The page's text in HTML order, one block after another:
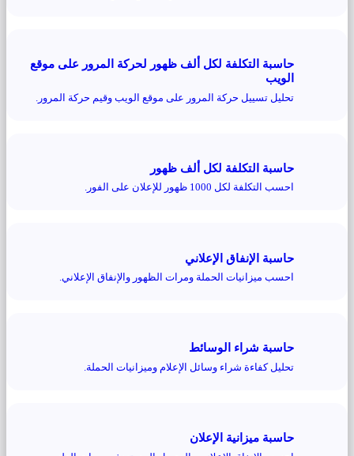
حاسبة التكلفة لكل ألف ظهور لحركة المرور على موقع
الويب
تحليل تسييل حركة المرور على موقع الويب وقيم حركة المرور.
حاسبة التكلفة لكل ألف ظهور
احسب التكلفة لكل 1000 ظهور للإعلان على الفور.
حاسبة الإنفاق الإعلاني
احسب ميزانيات الحملة ومرات الظهور والإنفاق الإعلاني.
حاسبة شراء الوسائط
تحليل كفاءة شراء وسائل الإعلام وميزانيات الحملة.
حاسبة ميزانية الإعلان